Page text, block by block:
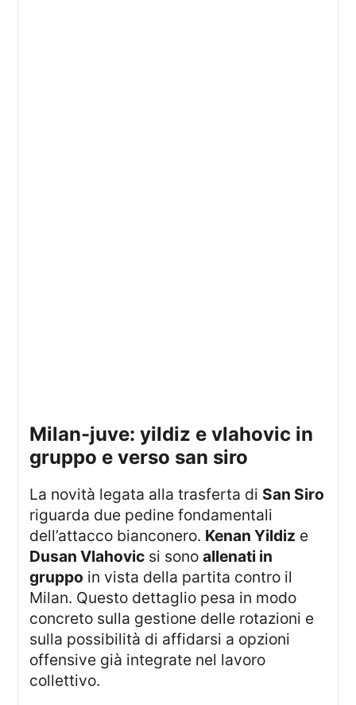
milan-juve: yildiz e vlahovic in
gruppo e verso san siro
La novità legata alla trasferta di San Siro
riguarda due pedine fondamentali
dell’attacco bianconero. Kenan Yildiz e
Dusan Vlahovic si sonoallenati in
gruppo in vista della partita contro il
Milan. Questo dettaglio pesa in modo
concreto sulla gestione delle rotazioni e
sulla possibilità di affidarsi a opzioni
offensive già integrate nel lavoro
collettivo.